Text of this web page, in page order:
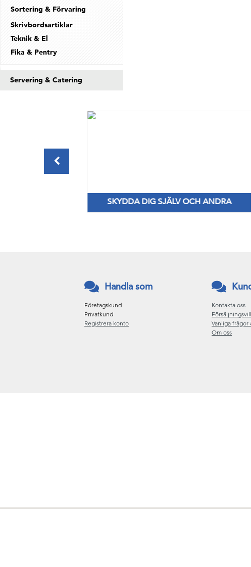
Sortering & Förvaring
Skrivbordsartiklar
Teknik & El
Fika & Pentry
Servering & Catering
SKYDDA DIG SJÄLV OCH ANDRA
Nya Priser på nitril & vinylhanskar
Handla som
Företagskund
Privatkund
Registrera konto
Kontakta oss
Vanliga frågor
Om oss